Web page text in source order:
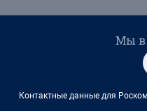
Мы в
Контактные данные для